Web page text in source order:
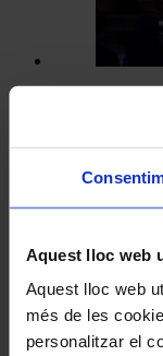
Aquest lloc web
Aquest lloc web
més de les
personalitzar el
Musicant
Coneix la
I gaudeix a més